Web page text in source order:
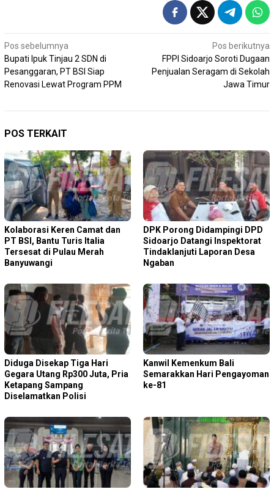
Navigasi
pos
Pos sebelumnya
Bupati Ipuk Tinjau 2 SDN di
Pesanggaran, PT BSI Siap
Renovasi Lewat Program PPM
Pos berikutnya
FPPI Sidoarjo Soroti Dugaan
Penjualan Seragam di Sekolah
Jawa Timur
POS TERKAIT
Kolaborasi Keren Camat dan
PT BSI, Bantu Turis Italia
Tersesat di Pulau Merah
Banyuwangi
DPK Porong Didampingi DPD
Sidoarjo Datangi Inspektorat
Tindaklanjuti Laporan Desa
Ngaban
Diduga Disekap Tiga Hari
Gegara Utang Rp300 Juta, Pria
Ketapang Sampang
Diselamatkan Polisi
Kanwil Kemenkum Bali
Semarakkan Hari Pengayoman
ke-81